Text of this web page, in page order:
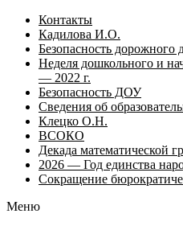
Контакты
Кадилова И.О.
Безопасность
Неделя дошкольного и
— 2022 г.
Безопасность ДОУ
Сведения об
Клецко О.Н.
ВСОКО
Декада математической
2026 — Год единства
Сокращение
Меню